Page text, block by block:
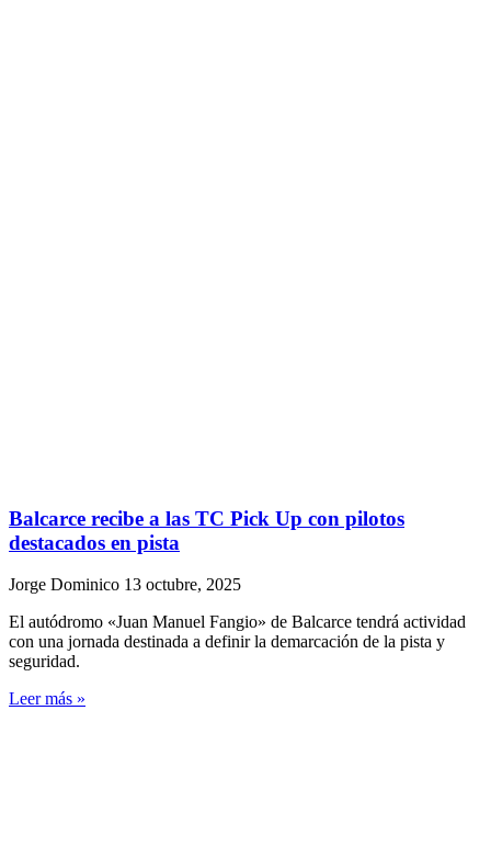
Balcarce recibe a las TC Pick Up con pilotos
destacados en pista
Jorge Dominico 13 octubre, 2025
El autódromo «Juan Manuel Fangio» de Balcarce tendrá actividad
con una jornada destinada a definir la demarcación de la pista y
seguridad.
Leer más »